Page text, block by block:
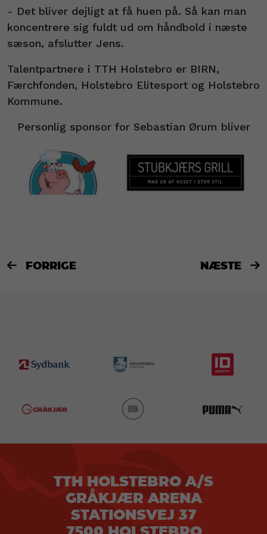
- Det bliver dejligt at få huen på. Så kan man
koncentrere sig fuldt ud om håndbold i næste
sæson, afslutter Jens.
Talentpartnere i TTH Holstebro er BIRN,
Færchfonden, Holstebro Elitesport og Holstebro
Kommune.
Personlig sponsor for Sebastian Ørum bliver
 FORRIGE NÆSTE 
TTH HOLSTEBRO A/S
GRÅKJÆR ARENA
STATIONSVEJ 37